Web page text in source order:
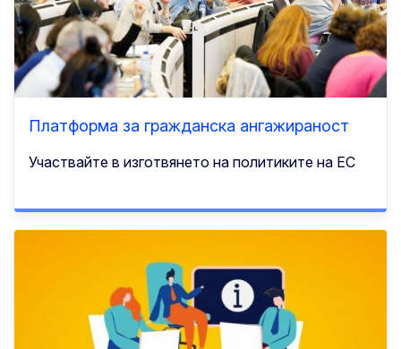
Платформа за гражданска ангажираност
Участвайте в изготвянето на политиките на ЕС